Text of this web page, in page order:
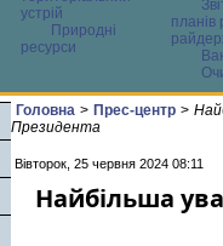
устрій
Природні
ресурси
планів
Головна > Прес-центр >
Президента
Вівторок, 25 червня 2024 08:11
Найбільша